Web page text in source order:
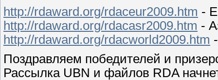
http://rdaward.org/rdaceur2009.htm -
http://rdaward.org/rdacasr2009.htm -
http://rdaward.org/rdacworld2009.htm
Поздравляем победителей и
Рассылка UBN и файлов RDA